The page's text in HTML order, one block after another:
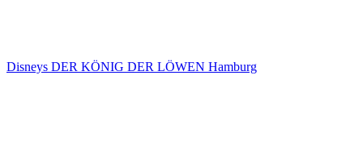
Disneys DER KÖNIG DER LÖWEN Hamburg